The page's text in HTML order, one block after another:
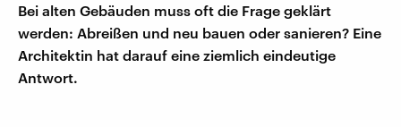
Bei alten Gebäuden muss oft die Frage geklärt
werden: Abreißen und neu bauen oder sanieren? Eine
Architektin hat darauf eine ziemlich eindeutige
Antwort.